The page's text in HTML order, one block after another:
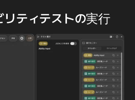
リティテストの実行